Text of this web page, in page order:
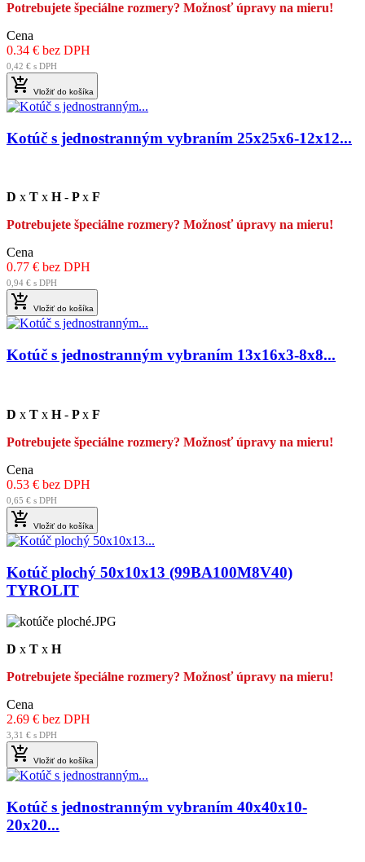
Potrebujete špeciálne rozmery? Možnosť úpravy na mieru!
Cena
0.34 € bez DPH
0,42 € s DPH
 Vložiť do košíka
Kotúč s jednostranným vybraním 25x25x6-12x12...
D x T x H- Px F
Potrebujete špeciálne rozmery? Možnosť úpravy na mieru!
Cena
0.77 € bez DPH
0,94 € s DPH
 Vložiť do košíka
Kotúč s jednostranným vybraním 13x16x3-8x8...
D x T x H- Px F
Potrebujete špeciálne rozmery? Možnosť úpravy na mieru!
Cena
0.53 € bez DPH
0,65 € s DPH
 Vložiť do košíka
Kotúč plochý 50x10x13 (99BA100M8V40)
TYROLIT
D x T x H
Potrebujete špeciálne rozmery? Možnosť úpravy na mieru!
Cena
2.69 € bez DPH
3,31 € s DPH
 Vložiť do košíka
Kotúč s jednostranným vybraním 40x40x10-
20x20...